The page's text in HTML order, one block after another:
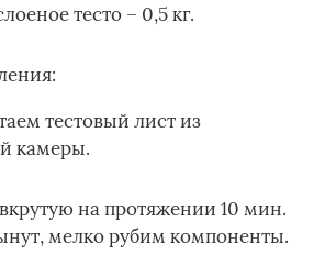
тесто – 0,5 кг.
тестовый лист из
камеры.
на протяжении 10 мин.
мелко рубим компоненты.